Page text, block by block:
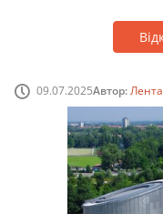
09.07.2025Автор: